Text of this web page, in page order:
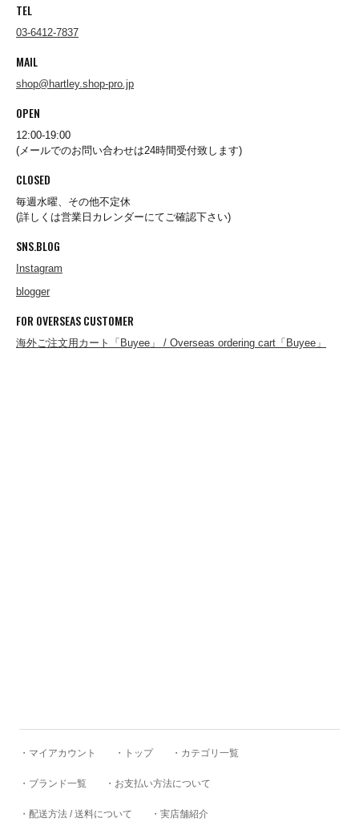
Used
↓Brand List↓
A.KJAERBEDE
alk phenix
ARMY TWILL
TEL
03-6412-7837
MAIL
shop@hartley.shop-pro.jp
OPEN
12:00-19:00
(メールでのお問い合わせは24時間受付致します)
CLOSED
毎週水曜、その他不定休
(詳しくは営業日カレンダーにてご確認下さい)
SNS.BLOG
Instagram
blogger
FOR OVERSEAS CUSTOMER
海外ご注文用カート「Buyee」 / Overseas ordering cart「Buyee」
・マイアカウント ・トップ ・カテゴリ一覧
・ブランド一覧 ・お支払い方法について
・配送方法 / 送料について ・実店舗紹介